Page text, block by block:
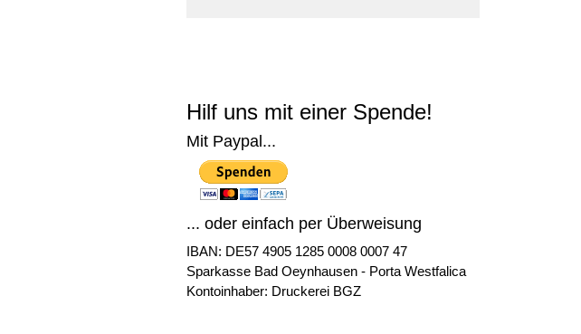
Hilf uns mit einer Spende!
Mit Paypal...
... oder einfach per Überweisung
IBAN: DE57 4905 1285 0008 0007 47
Sparkasse Bad Oeynhausen - Porta Westfalica
Kontoinhaber: Druckerei BGZ